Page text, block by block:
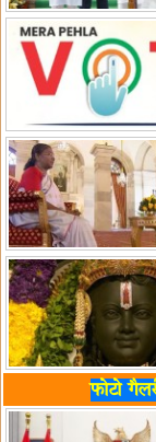
नीति-2027 की
राखीगढ़ी में मिले
अवशेष
राष्ट्रपति ने कूनो
प्रबंधन देखा
एमआईएफएफ में
प्रीमियर
फोटो